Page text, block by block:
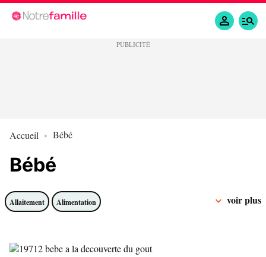
Accueil Bébé
Bébé
Allaitement Alimentation voir plus